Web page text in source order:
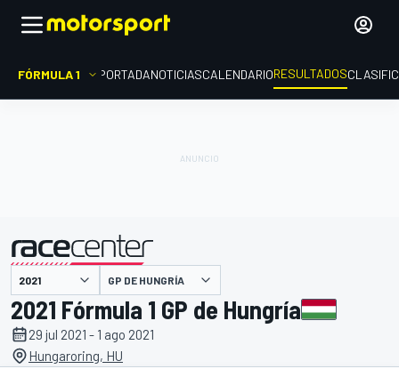
FÓRMULA 1 PORTADANOTICIASCALENDARIORESULTADOS
presentado por GP DE HUNGRÍA
2021 Fórmula 1 GP de Hungría
29 jul 2021 - 1 ago 2021
Hungaroring, HU